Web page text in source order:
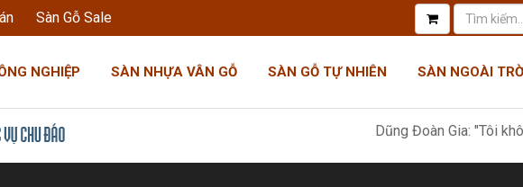
Sàn Gỗ Sale
NGHIỆP SÀN NHỰA VÂN GỖ SÀN GỖ TỰ NHIÊN SÀN NGOÀI
Dũng Đoàn Gia: "Tôi không